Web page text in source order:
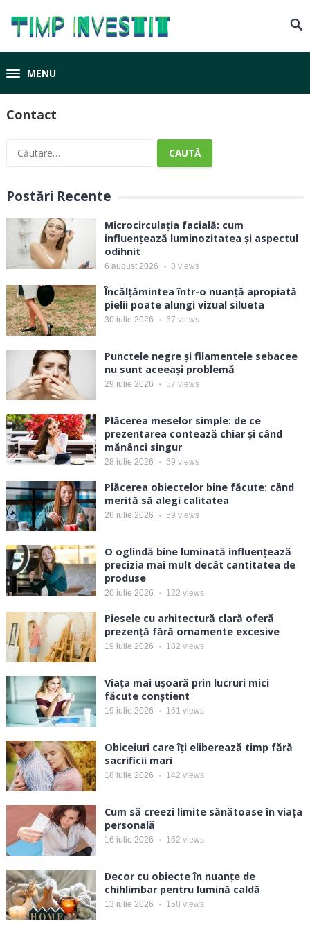
MENU
Contact
Caută
Postări Recente
Microcirculația facială: cum
influențează luminozitatea și aspectul
odihnit
6 august 2026 8 views
Încălțămintea într-o nuanță apropiată
pielii poate alungi vizual silueta
30 iulie 2026 57 views
Punctele negre și filamentele sebacee
nu sunt aceeași problemă
29 iulie 2026 57 views
Plăcerea meselor simple: de ce
prezentarea contează chiar și când
mănânci singur
28 iulie 2026 59 views
Plăcerea obiectelor bine făcute: când
merită să alegi calitatea
28 iulie 2026 59 views
O oglindă bine luminată influențează
precizia mai mult decât cantitatea de
produse
20 iulie 2026 122 views
Piesele cu arhitectură clară oferă
prezență fără ornamente excesive
19 iulie 2026 182 views
Viața mai ușoară prin lucruri mici
făcute conștient
19 iulie 2026 161 views
Obiceiuri care îți eliberează timp fără
sacrificii mari
18 iulie 2026 142 views
Cum să creezi limite sănătoase în viața
personală
16 iulie 2026 162 views
Decor cu obiecte în nuanțe de
chihlimbar pentru lumină caldă
13 iulie 2026 158 views